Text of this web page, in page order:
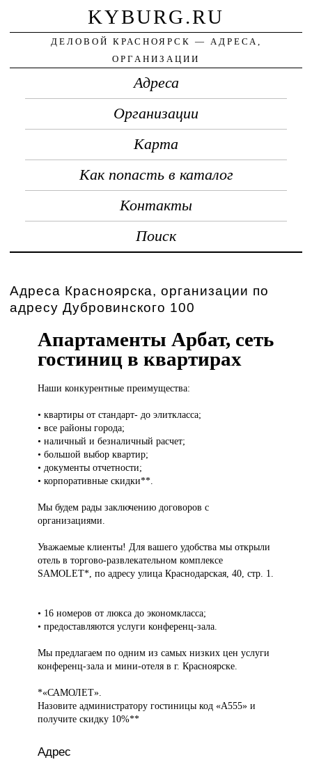
KYBURG.RU
ДЕЛОВОЙ КРАСНОЯРСК — АДРЕСА,
ОРГАНИЗАЦИИ
Адреса
Организации
Карта
Как попасть в каталог
Контакты
Поиск
Адреса Красноярска, организации по
адресу Дубровинского 100
Апартаменты Арбат, сеть
гостиниц в квартирах
Наши конкурентныепреимущества:
• квартиры от стандарт- до элиткласса;
• все районы города;
• наличный и безналичный расчет;
• большой выбор квартир;
• документы отчетности;
• корпоративные скидки**.
Мы будем рады заключению договоров с
организациями.
Уважаемые клиенты! Для вашего удобства мы открыли
отель в торгово-развлекательном комплексе
SAMOLET*, по адресу улица Краснодарская, 40, стр. 1.
• 16 номеров от люкса до экономкласса;
• предоставляются услуги конференц-зала.
Мы предлагаем по одним из самых низких цен услуги
конференц-зала и мини-отеля в г. Красноярске.
*«САМОЛЕТ».
Назовите администратору гостиницы код «А555» и
получите скидку 10%**
Адрес